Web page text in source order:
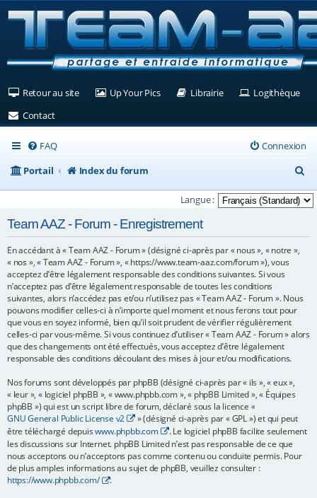
Retour au site(Ouvre un nouvel onglet)
Up Your Pics(Ouvre un nouvel onglet)
Librairie(Ouvre un nouvel
Logithèque
Contact(Ouvre un nouvel onglet)
FAQ
Connexion
Portail
Index du forum
e
c
e
Langue :
Team AAZ - Forum - Enregistrement
En accédant à « Team AAZ - Forum » (désigné ci-après par « nous », « notre »,
« nos », « Team AAZ - Forum », « https://www.team-aaz.com/forum »), vous
acceptez d’être légalement responsable des conditions suivantes. Si vous
n’acceptez pas d’être légalement responsable de toutes les conditions
suivantes, alors n’accédez pas et/ou n’utilisez pas « Team AAZ - Forum ». Nous
pouvons modifier celles-ci à n’importe quel moment et nous ferons tout pour
que vous en soyez informé, bien qu’il soit prudent de vérifier régulièrement
celles-ci par vous-même. Si vous continuez d’utiliser « Team AAZ - Forum » alors
que des changements ont été effectués, vous acceptez d’être légalement
responsable des conditions découlant des mises à jour et/ou modifications.
Nos forums sont développés par phpBB (désigné ci-après par « ils », « eux »,
« leur », « logiciel phpBB », « www.phpbb.com », « phpBB Limited », « Équipes
phpBB ») qui est un script libre de forum, déclaré sous la licence «
GNU General Public License v2
» (désigné ci-après par « GPL ») et qui peut
être téléchargé depuiswww.phpbb.com
. Le logiciel phpBB facilite seulement
les discussions sur Internet. phpBB Limited n’est pas responsable de ce que
nous acceptons ou n’acceptons pas comme contenu ou conduite permis. Pour
de plus amples informations au sujet de phpBB, veuillez consulter :
https://www.phpbb.com/
.